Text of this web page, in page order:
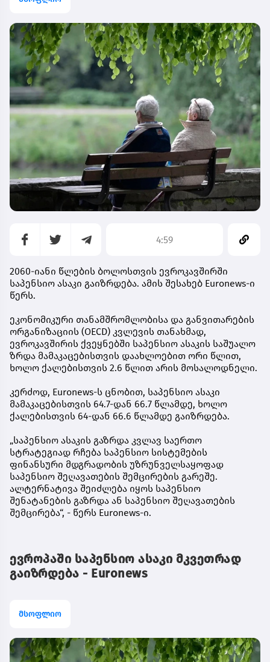
4:59
2060-იანი წლების ბოლოსთვის ევროკავშირში
საპენსიო ასაკი გაიზრდება. ამის შესახებ Euronews-ი
წერს.
ეკონომიკური თანამშრომლობისა და განვითარების
ორგანიზაციის (OECD) კვლევის თანახმად,
ევროკავშირის ქვეყნებში საპენსიო ასაკის საშუალო
ზრდა მამაკაცებისთვის დაახლოებით ორი წლით,
ხოლო ქალებისთვის 2.6 წლით არის მოსალოდნელი.
კერძოდ, Euronews-ს ცნობით, საპენსიო ასაკი
მამაკაცებისთვის 64.7-დან 66.7 წლამდე, ხოლო
ქალებისთვის 64-დან 66.6 წლამდე გაიზრდება.
„საპენსიო ასაკის გაზრდა კვლავ საერთო
სტრატეგიად რჩება საპენსიო სისტემების
ფინანსური მდგრადობის უზრუნველსაყოფად
საპენსიო შეღავათების შემცირების გარეშე.
ალტერნატივა შეიძლება იყოს საპენსიო
შენატანების გაზრდა ან საპენსიო შეღავათების
შემცირება“, - წერს Euronews-ი.
ევროპაში საპენსიო ასაკი მკვეთრად
გაიზრდება - Euronews
მსოფლიო